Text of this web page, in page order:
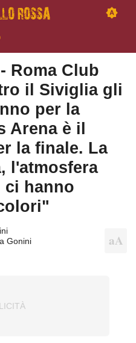
Roma Club
il Siviglia gli
per la
Arena è il
la finale. La
l'atmosfera
ci hanno
Gonini